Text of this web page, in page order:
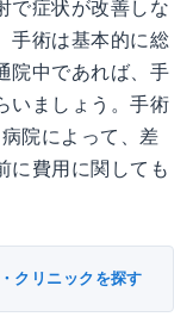
で症状が改善しな
手術は基本的に総
院中であれば、手
いましょう。手術
院によって、差
に費用に関しても
クリニックを探す